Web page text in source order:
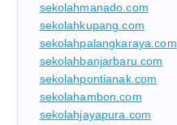
sekolahmanado.com
sekolahkupang.com
sekolahpalangkaraya.com
sekolahbanjarbaru.com
sekolahpontianak.com
sekolahambon.com
sekolahjayapura.com